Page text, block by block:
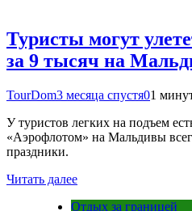
Туристы могут
за 9 тысяч на
TourDom3 месяца спустя01
У туристов легких на подъем
«Аэрофлотом» на Мальдивы
праздники.
Читать далее
Отдых за границей